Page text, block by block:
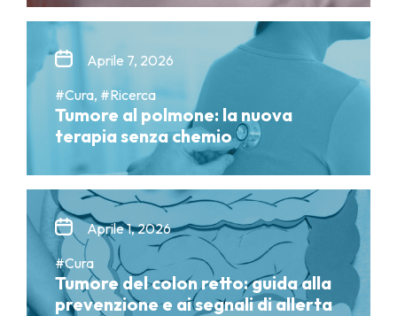
Aprile 7, 2026
#Cura, #Ricerca
Tumore al polmone: la nuova
terapia senza chemio
Aprile 1, 2026
#Cura
Tumore del colon retto: guida alla
prevenzione e ai segnali di allerta